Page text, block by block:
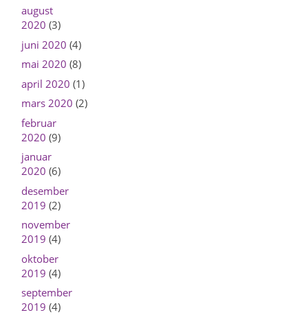
august
2020 (3)
juni 2020 (4)
mai 2020 (8)
april 2020 (1)
mars 2020 (2)
februar
2020 (9)
januar
2020 (6)
desember
2019 (2)
november
2019 (4)
oktober
2019 (4)
september
2019 (4)